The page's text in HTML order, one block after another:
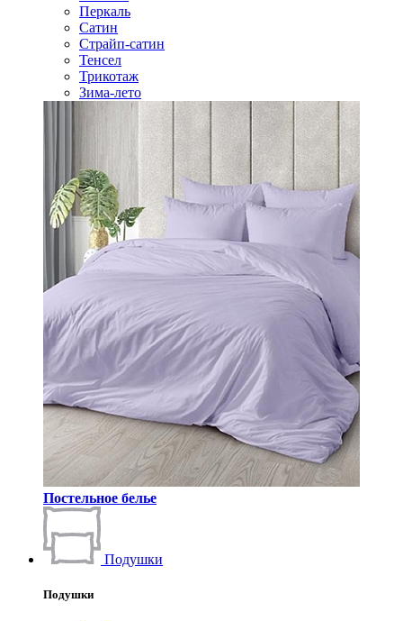
Перкаль
Сатин
Страйп-сатин
Тенсел
Трикотаж
Зима-лето
Постельное белье
Подушки
Подушки